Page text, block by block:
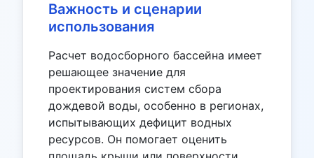
Важность и сценарии
использования
Расчет водосборного бассейна имеет
решающее значение для
проектирования систем сбора
дождевой воды, особенно в регионах,
испытывающих дефицит водных
ресурсов. Он помогает оценить